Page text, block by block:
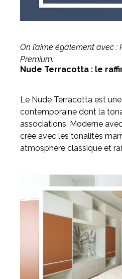
On l’aime également avec :
Premium.
Nude Terracotta : le
Le Nude Terracotta est
contemporaine dont la
associations. Moderne
crée avec les tonalités
atmosphère classique et